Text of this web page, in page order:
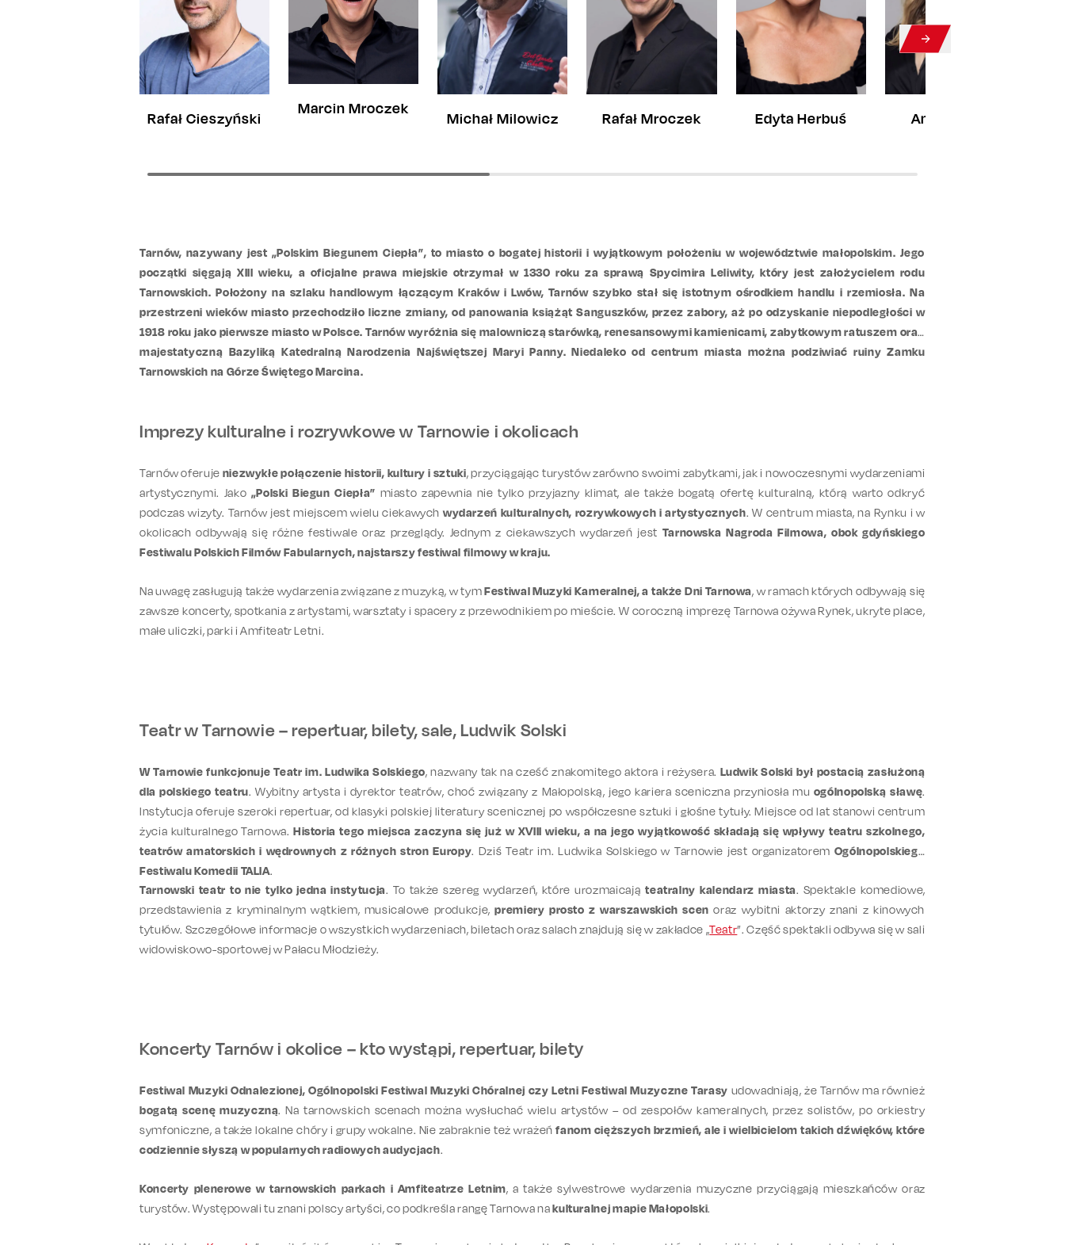
Rafał Cieszyński
Marcin Mroczek
Michał Milowicz Rafał Mroczek Edyta Herbuś Anna Gzyra
Tarnów, nazywany jest „Polskim Biegunem Ciepła”, to miasto o bogatej historii i wyjątkowym położeniu w województwie małopolskim. Jego
początki sięgają XIII wieku, a oficjalne prawa miejskie otrzymał w 1330 roku za sprawą Spycimira Leliwity, który jest założycielem rodu
Tarnowskich. Położony na szlaku handlowym łączącym Kraków i Lwów, Tarnów szybko stał się istotnym ośrodkiem handlu i rzemiosła. Na
przestrzeni wieków miasto przechodziło liczne zmiany, od panowania książąt Sanguszków, przez zabory, aż po odzyskanie niepodległości w
1918 roku jako pierwsze miasto w Polsce. Tarnów wyróżnia się malowniczą starówką, renesansowymi kamienicami, zabytkowym ratuszem oraz
majestatyczną Bazyliką Katedralną Narodzenia Najświętszej Maryi Panny. Niedaleko od centrum miasta można podziwiać ruiny Zamku
Tarnowskich na Górze Świętego Marcina.
Imprezy kulturalne i rozrywkowe w Tarnowie i okolicach
Tarnów oferuje niezwykłe połączenie historii, kultury i sztuki, przyciągając turystów zarówno swoimi zabytkami, jak i nowoczesnymi wydarzeniami
artystycznymi. Jako „Polski Biegun Ciepła” miasto zapewnia nie tylko przyjazny klimat, ale także bogatą ofertę kulturalną, którą warto odkryć
podczas wizyty. Tarnów jest miejscem wielu ciekawychwydarzeń kulturalnych, rozrywkowych i artystycznych. W centrum miasta, na Rynku i w
okolicach odbywają się różne festiwale oraz przeglądy. Jednym z ciekawszych wydarzeń jest Tarnowska Nagroda Filmowa, obok gdyńskiego
Festiwalu Polskich Filmów Fabularnych, najstarszy festiwal filmowy w kraju.
Na uwagę zasługują także wydarzenia związane z muzyką, w tymFestiwal Muzyki Kameralnej, a także Dni Tarnowa, w ramach których odbywają się
zawsze koncerty, spotkania z artystami, warsztaty i spacery z przewodnikiem po mieście. W coroczną imprezę Tarnowa ożywa Rynek, ukryte place,
małe uliczki, parki i Amfiteatr Letni.
Teatr w Tarnowie – repertuar, bilety, sale, Ludwik Solski
W Tarnowie funkcjonuje Teatr im. Ludwika Solskiego, nazwany tak na cześć znakomitego aktora i reżysera. Ludwik Solski był postacią zasłużoną
dla polskiego teatru. Wybitny artysta i dyrektor teatrów, choć związany z Małopolską, jego kariera sceniczna przyniosła mu ogólnopolską sławę.
Instytucja oferuje szeroki repertuar, od klasyki polskiej literatury scenicznej po współczesne sztuki i głośne tytuły. Miejsce od lat stanowi centrum
życia kulturalnego Tarnowa. Historia tego miejsca zaczyna się już w XVIII wieku, a na jego wyjątkowość składają się wpływy teatru szkolnego,
teatrów amatorskich i wędrownych z różnych stron Europy. Dziś Teatr im. Ludwika Solskiego w Tarnowie jest organizatorem Ogólnopolskiego
Festiwalu Komedii TALIA.
Tarnowski teatr to nie tylko jedna instytucja. To także szereg wydarzeń, które urozmaicająteatralny kalendarz miasta. Spektakle komediowe,
przedstawienia z kryminalnym wątkiem, musicalowe produkcje,premiery prosto z warszawskich scen oraz wybitni aktorzy znani z kinowych
tytułów. Szczegółowe informacje o wszystkich wydarzeniach, biletach oraz salach znajdują się w zakładce „Teatr”. Część spektakli odbywa się w sali
widowiskowo-sportowej w Pałacu Młodzieży.
Koncerty Tarnów i okolice – kto wystąpi, repertuar, bilety
Festiwal Muzyki Odnalezionej, Ogólnopolski Festiwal Muzyki Chóralnej czy Letni Festiwal Muzyczne Tarasy udowadniają, że Tarnów ma również
bogatą scenę muzyczną. Na tarnowskich scenach można wysłuchać wielu artystów – od zespołów kameralnych, przez solistów, po orkiestry
symfoniczne, a także lokalne chóry i grupy wokalne. Nie zabraknie też wrażeńfanom cięższych brzmień, ale i wielbicielom takich dźwięków, które
codziennie słyszą w popularnych radiowych audycjach.
Koncerty plenerowe w tarnowskich parkach i Amfiteatrze Letnim, a także sylwestrowe wydarzenia muzyczne przyciągają mieszkańców oraz
turystów. Występowali tu znani polscy artyści, co podkreśla rangę Tarnowa nakulturalnej mapie Małopolski.